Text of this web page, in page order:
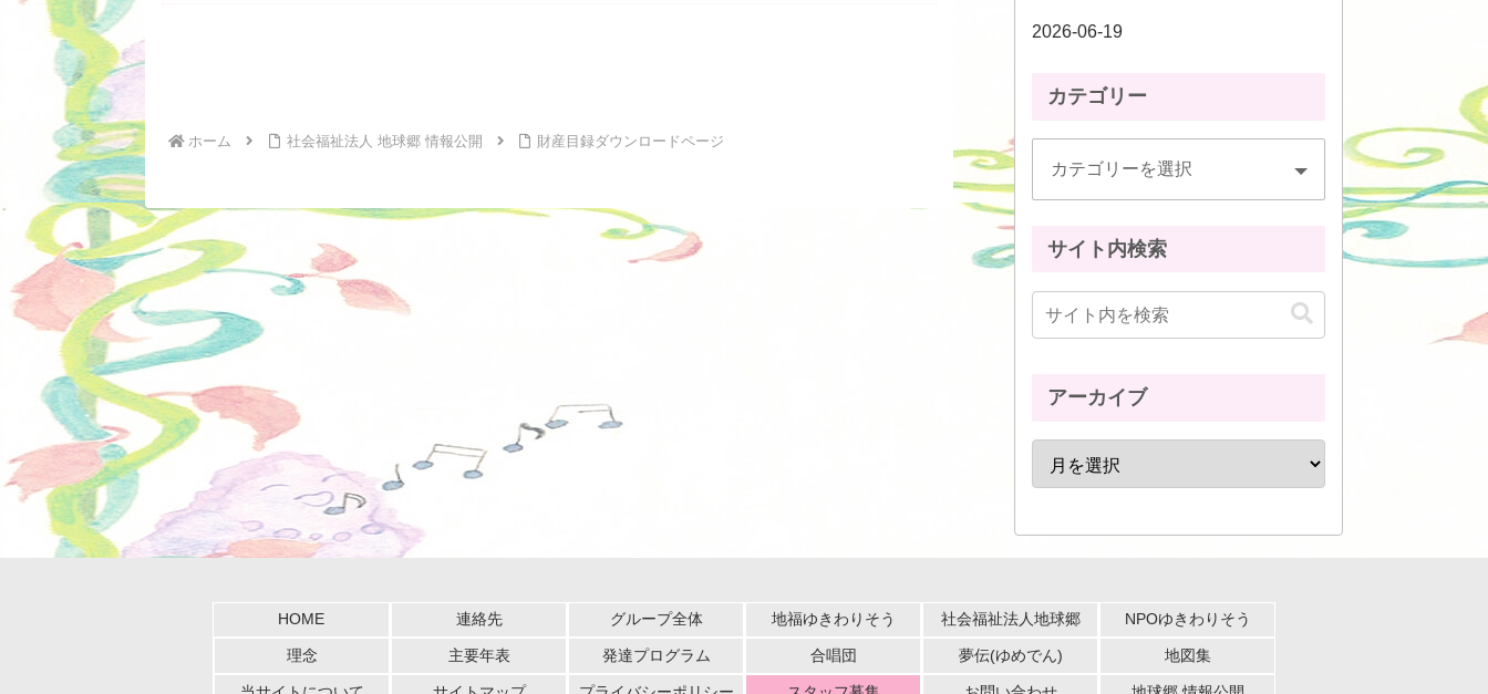
ホーム 社会福祉法人 地球郷 情報公開 財産目録ダウンロードページ
2026-06-19
カテゴリー
サイト内検索
アーカイブ
HOME 連絡先 グループ全体 地福ゆきわりそう 社会福祉法人地球郷 NPOゆきわりそう
理念 主要年表 発達プログラム 合唱団 夢伝(ゆめでん) 地図集